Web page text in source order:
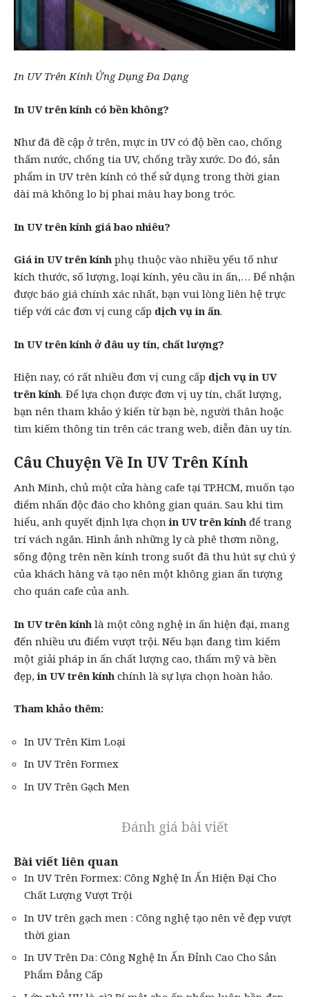
In UV Trên Kính Ứng Dụng Đa Dạng
In UV trên kính có bền không?
Như đã đề cập ở trên, mực in UV có độ bền cao, chống
thấm nước, chống tia UV, chống trầy xước. Do đó, sản
phẩm in UV trên kính có thể sử dụng trong thời gian
dài mà không lo bị phai màu hay bong tróc.
In UV trên kính giá bao nhiêu?
Giá in UV trên kính phụ thuộc vào nhiều yếu tố như
kích thước, số lượng, loại kính, yêu cầu in ấn,… Để nhận
được báo giá chính xác nhất, bạn vui lòng liên hệ trực
tiếp với các đơn vị cung cấp dịch vụ in ấn.
In UV trên kính ở đâu uy tín, chất lượng?
Hiện nay, có rất nhiều đơn vị cung cấp dịch vụ in UV
trên kính. Để lựa chọn được đơn vị uy tín, chất lượng,
bạn nên tham khảo ý kiến từ bạn bè, người thân hoặc
tìm kiếm thông tin trên các trang web, diễn đàn uy tín.
Câu Chuyện Về In UV Trên Kính
Anh Minh, chủ một cửa hàng cafe tại TP.HCM, muốn tạo
điểm nhấn độc đáo cho không gian quán. Sau khi tìm
hiểu, anh quyết định lựa chọnin UV trên kính để trang
trí vách ngăn. Hình ảnh những ly cà phê thơm nồng,
sống động trên nền kính trong suốt đã thu hút sự chú ý
của khách hàng và tạo nên một không gian ấn tượng
cho quán cafe của anh.
In UV trên kính là một công nghệ in ấn hiện đại, mang
đến nhiều ưu điểm vượt trội. Nếu bạn đang tìm kiếm
một giải pháp in ấn chất lượng cao, thẩm mỹ và bền
đẹp,in UV trên kính chính là sự lựa chọn hoàn hảo.
Tham khảo thêm:
In UV Trên Kim Loại
In UV Trên Formex
In UV Trên Gạch Men
Đánh giá bài viết
Bài viết liên quan
In UV Trên Formex: Công Nghệ In Ấn Hiện Đại Cho
Chất Lượng Vượt Trội
In UV trên gạch men : Công nghệ tạo nên vẻ đẹp vượt
thời gian
In UV Trên Da: Công Nghệ In Ấn Đỉnh Cao Cho Sản
Phẩm Đẳng Cấp